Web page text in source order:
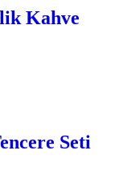
Kahve
Seti